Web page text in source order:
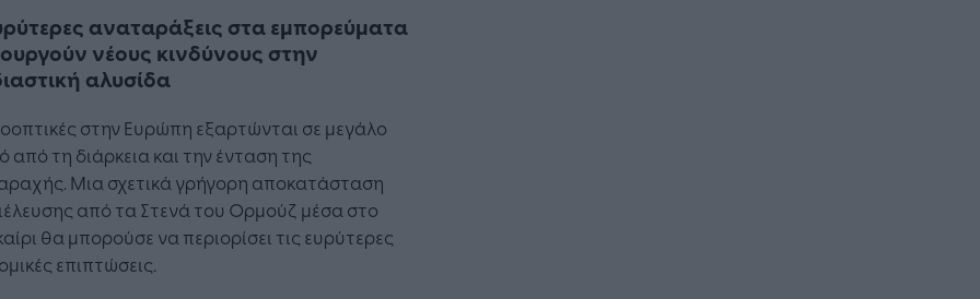
αναταράξεις στα εμπορεύματα
νέους κινδύνους στην
αλυσίδα
στην Ευρώπη εξαρτώνται σε μεγάλο
από τη διάρκεια και την ένταση της
Μια σχετικά γρήγορη αποκατάσταση
από τα Στενά του Ορμούζ μέσα στο
θα μπορούσε να περιορίσει τις ευρύτερες
επιπτώσεις.